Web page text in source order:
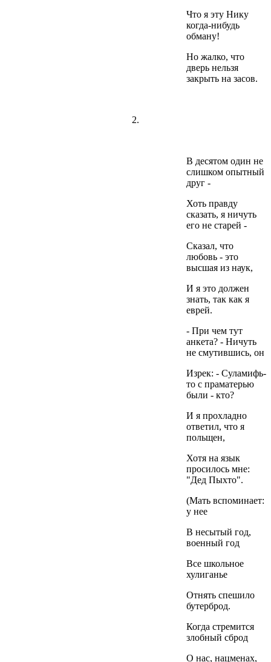
Что я эту Нику
когда-нибудь
обману!
Но жалко, что
дверь нельзя
закрыть на засов.
2.
В десятом один не
слишком опытный
друг -
Хоть правду
сказать, я ничуть
его не старей -
Сказал, что
любовь - это
высшая из наук,
И я это должен
знать, так как я
еврей.
- При чем тут
анкета? - Ничуть
не смутившись, он
Изрек: - Суламифь-
то с праматерью
были - кто?
И я прохладно
ответил, что я
польщен,
Хотя на язык
просилось мне:
"Дед Пыхто".
(Мать вспоминает:
у нее
В несытый год,
военный год
Все школьное
хулиганье
Отнять спешило
бутерброд.
Когда стремится
злобный сброд
О нас, нацменах,